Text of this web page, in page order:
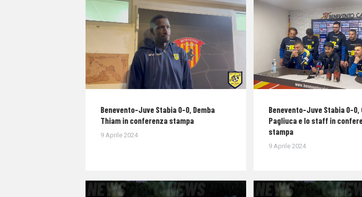
Benevento-Juve Stabia 0-0, Demba
Thiam in conferenza stampa
9 Aprile 2024
Benevento-Juve Stabia 0-0,
Pagliuca e lo staff in
stampa
9 Aprile 2024